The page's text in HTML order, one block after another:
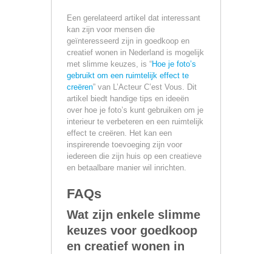
Een gerelateerd artikel dat interessant
kan zijn voor mensen die
geïnteresseerd zijn in goedkoop en
creatief wonen in Nederland is mogelijk
met slimme keuzes, is “Hoe je foto’s
gebruikt om een ruimtelijk effect te
creëren” van L’Acteur C’est Vous. Dit
artikel biedt handige tips en ideeën
over hoe je foto’s kunt gebruiken om je
interieur te verbeteren en een ruimtelijk
effect te creëren. Het kan een
inspirerende toevoeging zijn voor
iedereen die zijn huis op een creatieve
en betaalbare manier wil inrichten.
FAQs
Wat zijn enkele slimme
keuzes voor goedkoop
en creatief wonen in